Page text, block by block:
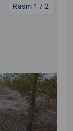
Rasm 1 / 2